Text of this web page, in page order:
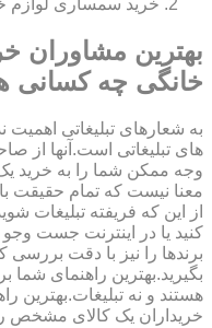
بهترین مشاوران
خانگی چه کسانی
به شعارهای تبلیغاتی
های تبلیغاتی است.آنها از
وجه ممکن شما را به خرید یک
معنا نیست که تمام حقیقت
از این که فریفته تبلیغات
کنید یا در اینترنت جست وجو
برندها را نیز با دقت بررسی
بگیرید.بهترین راهنمای
هستند و نه تبلیغات.بهترین
خریداران یک کالای مشخص